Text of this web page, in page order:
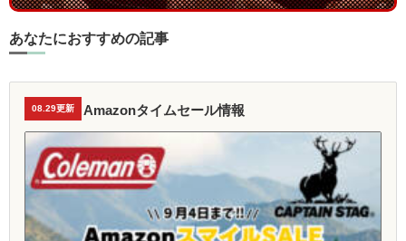
あなたにおすすめの記事
08.29更新 Amazonタイムセール情報